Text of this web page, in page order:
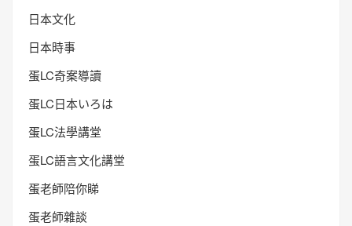
日本文化
日本時事
蛋LC奇案導讀
蛋LC日本いろは
蛋LC法學講堂
蛋LC語言文化講堂
蛋老師陪你睇
蛋老師雜談